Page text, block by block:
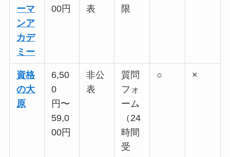
ーマ
ンア
カデ
ミー
00円
表
限
資格
の大
原
6,50
0
円〜
59,0
00円
非公
表
質問
フォ
ーム
（24
時間
受
○ ×